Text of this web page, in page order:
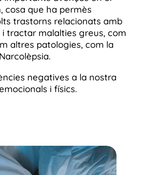
cosa que ha permès
trastorns relacionats amb
i tractar malalties greus, com
altres patologies, com la
negatives a la nostra
i físics.